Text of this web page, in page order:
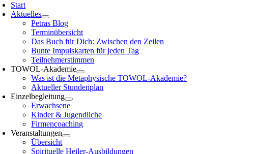
Start
Aktuelles
Petras Blog
Terminübersicht
Das Buch für Dich: Zwischen den Zeilen
Bunte Impulskarten für jeden Tag
Teilnehmerstimmen
TOWOL-Akademie
Was ist die Metaphysische TOWOL-Akademie?
Aktueller Stundenplan
Einzelbegleitung
Erwachsene
Kinder & Jugendliche
Firmencoaching
Veranstaltungen
Übersicht
Spirituelle Heiler-Ausbildungen